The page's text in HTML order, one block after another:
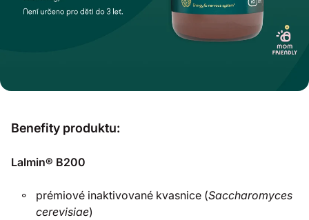
Benefity produktu:
Lalmin® B200
prémiové inaktivované kvasnice (Saccharomyces
cerevisiae)